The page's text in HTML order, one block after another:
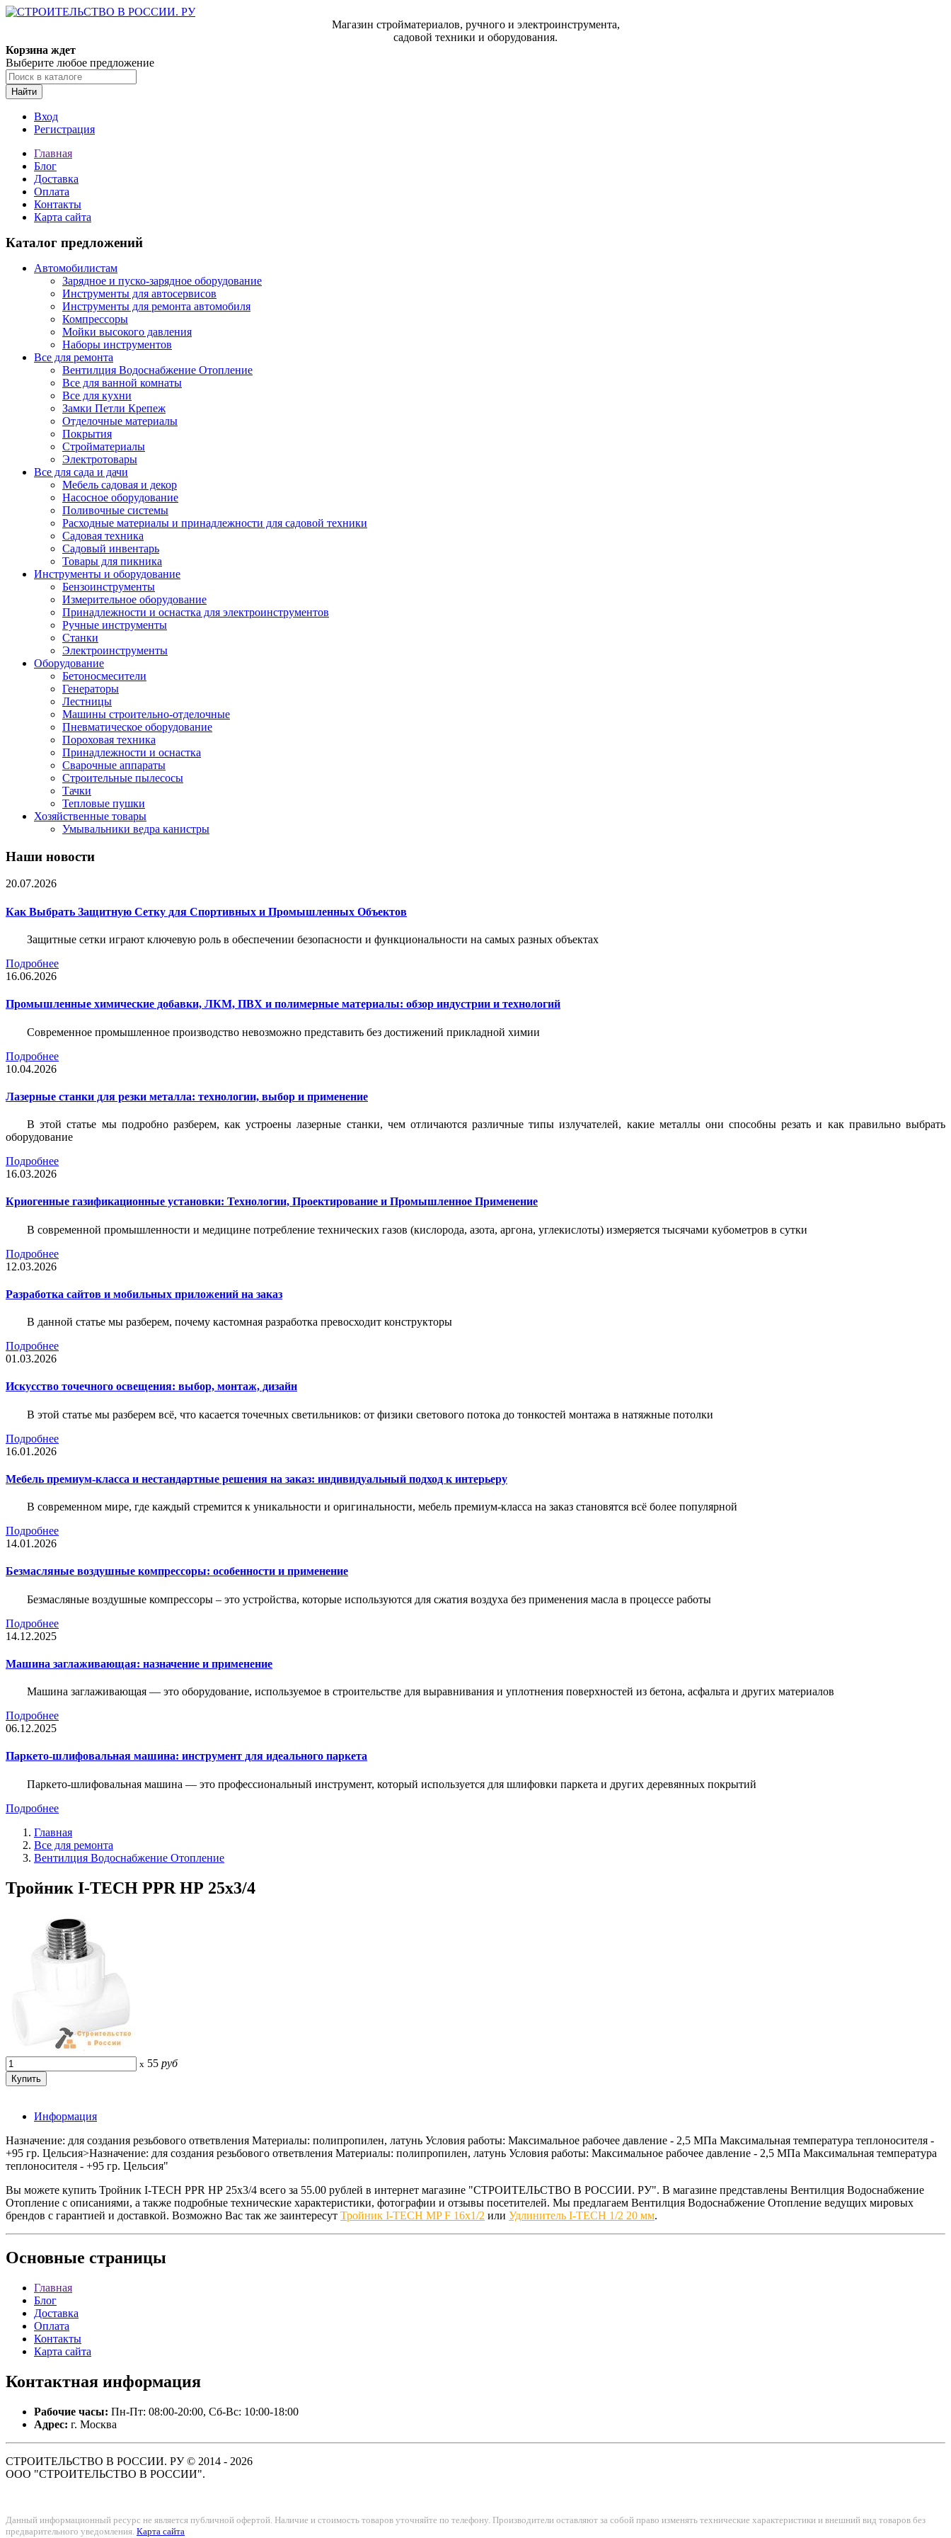
Магазин стройматериалов, ручного и электроинструмента,
садовой техники и оборудования.
Корзина ждет
Выберите любое предложение
Найти
Вход
Регистрация
Главная
Блог
Доставка
Оплата
Контакты
Карта сайта
Каталог предложений
Автомобилистам
Зарядное и пуско-зарядное оборудование
Инструменты для автосервисов
Инструменты для ремонта автомобиля
Компрессоры
Мойки высокого давления
Наборы инструментов
Все для ремонта
Вентилция Водоснабжение Отопление
Все для ванной комнаты
Все для кухни
Замки Петли Крепеж
Отделочные материалы
Покрытия
Стройматериалы
Электротовары
Все для сада и дачи
Мебель садовая и декор
Насосное оборудование
Поливочные системы
Расходные материалы и принадлежности для садовой техники
Садовая техника
Садовый инвентарь
Товары для пикника
Инструменты и оборудование
Бензоинструменты
Измерительное оборудование
Принадлежности и оснастка для электроинструментов
Ручные инструменты
Станки
Электроинструменты
Оборудование
Бетоносмесители
Генераторы
Лестницы
Машины строительно-отделочные
Пневматическое оборудование
Пороховая техника
Принадлежности и оснастка
Сварочные аппараты
Строительные пылесосы
Тачки
Тепловые пушки
Хозяйственные товары
Умывальники ведра канистры
Наши новости
20.07.2026
Как Выбрать Защитную Сетку для Спортивных и Промышленных Объектов
Защитные сетки играют ключевую роль в обеспечении безопасности и функциональности на самых разных объектах
Подробнее
16.06.2026
Промышленные химические добавки, ЛКМ, ПВХ и полимерные материалы: обзор индустрии и технологий
Современное промышленное производство невозможно представить без достижений прикладной химии
Подробнее
10.04.2026
Лазерные станки для резки металла: технологии, выбор и применение
В этой статье мы подробно разберем, как устроены лазерные станки, чем отличаются различные типы излучателей, какие металлы они способны резать и как правильно выбрать
оборудование
Подробнее
16.03.2026
Криогенные газификационные установки: Технологии, Проектирование и Промышленное Применение
В современной промышленности и медицине потребление технических газов (кислорода, азота, аргона, углекислоты) измеряется тысячами кубометров в сутки
Подробнее
12.03.2026
Разработка сайтов и мобильных приложений на заказ
В данной статье мы разберем, почему кастомная разработка превосходит конструкторы
Подробнее
01.03.2026
Искусство точечного освещения: выбор, монтаж, дизайн
В этой статье мы разберем всё, что касается точечных светильников: от физики светового потока до тонкостей монтажа в натяжные потолки
Подробнее
16.01.2026
Мебель премиум-класса и нестандартные решения на заказ: индивидуальный подход к интерьеру
В современном мире, где каждый стремится к уникальности и оригинальности, мебель премиум-класса на заказ становятся всё более популярной
Подробнее
14.01.2026
Безмасляные воздушные компрессоры: особенности и применение
Безмасляные воздушные компрессоры – это устройства, которые используются для сжатия воздуха без применения масла в процессе работы
Подробнее
14.12.2025
Машина заглаживающая: назначение и применение
Машина заглаживающая — это оборудование, используемое в строительстве для выравнивания и уплотнения поверхностей из бетона, асфальта и других материалов
Подробнее
06.12.2025
Паркето-шлифовальная машина: инструмент для идеального паркета
Паркето-шлифовальная машина — это профессиональный инструмент, который используется для шлифовки паркета и других деревянных покрытий
Подробнее
Главная
Все для ремонта
Вентилция Водоснабжение Отопление
Тройник I-TECH PPR НР 25x3/4
x 55 руб
Информация
Назначение: для создания резьбового ответвления Материалы: полипропилен, латунь Условия работы: Максимальное рабочее давление - 2,5 МПа Максимальная температура теплоносителя -
+95 гр. Цельсия>Назначение: для создания резьбового ответвления Материалы: полипропилен, латунь Условия работы: Максимальное рабочее давление - 2,5 МПа Максимальная температура
теплоносителя - +95 гр. Цельсия"
Вы можете купить Тройник I-TECH PPR НР 25x3/4 всего за 55.00 рублей в интернет магазине "СТРОИТЕЛЬСТВО В РОССИИ. РУ". В магазине представлены Вентилция Водоснабжение
Отопление с описаниями, а также подробные технические характеристики, фотографии и отзывы посетителей. Мы предлагаем Вентилция Водоснабжение Отопление ведущих мировых
брендов с гарантией и доставкой. Возможно Вас так же заинтересут Тройник I-TECH MP F 16x1/2 или Удлинитель I-TECH 1/2 20 мм.
Основные страницы
Главная
Блог
Доставка
Оплата
Контакты
Карта сайта
Контактная информация
Рабочие часы: Пн-Пт: 08:00-20:00, Сб-Вс: 10:00-18:00
Адрес: г. Москва
СТРОИТЕЛЬСТВО В РОССИИ. РУ © 2014 - 2026
ООО "СТРОИТЕЛЬСТВО В РОССИИ".
Данный информационный ресурс не является публичной офертой. Наличие и стоимость товаров уточняйте по телефону. Производители оставляют за собой право изменять технические характеристики и внешний вид товаров без
предварительного уведомления. Карта сайта